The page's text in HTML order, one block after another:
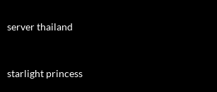
server thailand
starlight princess